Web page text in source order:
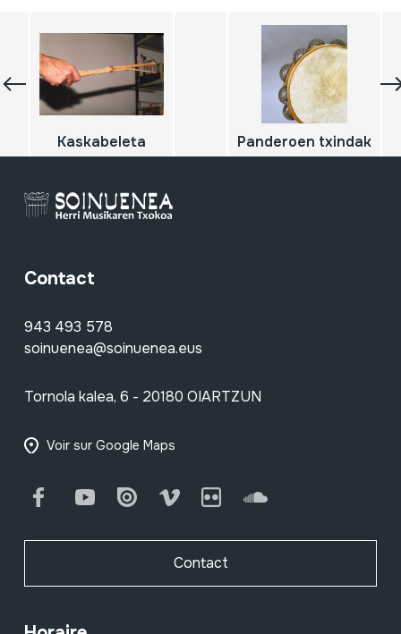
Kaskabeleta Panderoen txindak
Contact
943 493 578
soinuenea@soinuenea.eus
Tornola kalea, 6 - 20180 OIARTZUN
Voir sur Google Maps
FacebookYoutube Issuu Vimeo Flickr SoundCloud
Contact